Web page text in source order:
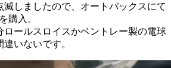
しましたので、オートバックスにて
購入。
ロールスロイスかベントレー製の電球
いないです。